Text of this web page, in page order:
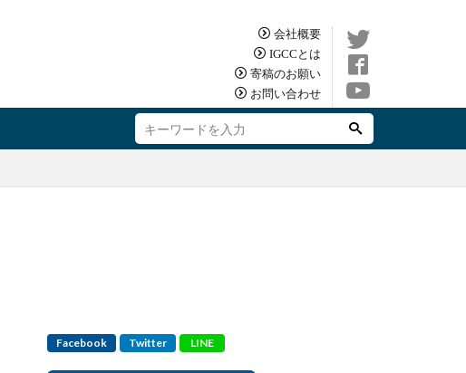
会社概要
IGCCとは
寄稿のお願い
お問い合わせ
Facebook Twitter LINE